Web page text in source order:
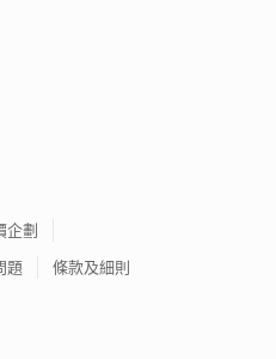
企劃
題 條款及細則